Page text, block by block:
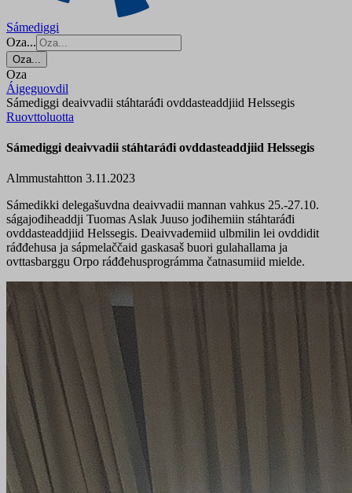
Sámediggi
Oza...
Oza...
Oza
Áigeguovdil
Sámediggi deaivvadii stáhtaráđi ovddasteaddjiid Helssegis
Ruovttoluotta
Sámediggi deaivvadii stáhtaráđi ovddasteaddjiid Helssegis
Almmustahtton 3.11.2023
Sámedikki delegašuvdna deaivvadii mannan vahkus 25.-27.10.
ságajođiheaddji Tuomas Aslak Juuso jođihemiin stáhtaráđi
ovddasteaddjiid Helssegis. Deaivvademiid ulbmilin lei ovddidit
ráđđehusa ja sápmelaččaid gaskasaš buori gulahallama ja
ovttasbarggu Orpo ráđđehusprográmma čatnasumiid mielde.